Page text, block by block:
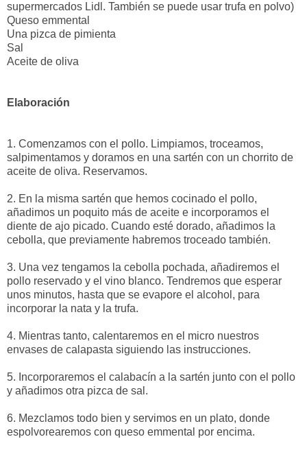
supermercados Lidl. También se puede usar trufa en polvo)
Queso emmental
Una pizca de pimienta
Sal
Aceite de oliva
Elaboración
1. Comenzamos con el pollo. Limpiamos, troceamos,
salpimentamos y doramos en una sartén con un chorrito de
aceite de oliva. Reservamos.
2. En la misma sartén que hemos cocinado el pollo,
añadimos un poquito más de aceite e incorporamos el
diente de ajo picado. Cuando esté dorado, añadimos la
cebolla, que previamente habremos troceado también.
3. Una vez tengamos la cebolla pochada, añadiremos el
pollo reservado y el vino blanco. Tendremos que esperar
unos minutos, hasta que se evapore el alcohol, para
incorporar la nata y la trufa.
4. Mientras tanto, calentaremos en el micro nuestros
envases de calapasta siguiendo las instrucciones.
5. Incorporaremos el calabacín a la sartén junto con el pollo
y añadimos otra pizca de sal.
6. Mezclamos todo bien y servimos en un plato, donde
espolvorearemos con queso emmental por encima.